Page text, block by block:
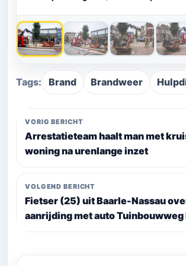
Tags: Brand Brandweer
VORIG BERICHT
Arrestatieteam haalt man met
woning na urenlange inzet
VOLGEND BERICHT
Fietser (25) uit Baarle-Nassau
aanrijding met auto Tuinbouwweg